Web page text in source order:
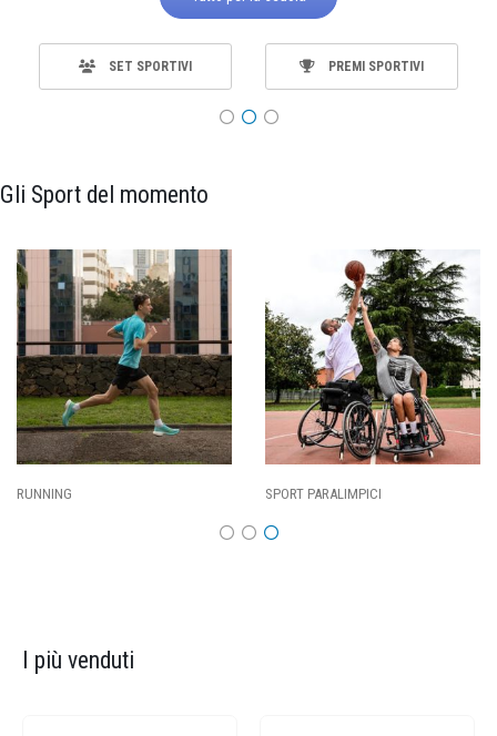
SET SPORTIVI PREMI SPORTIVI
Gli Sport del momento
SPORT PARALIMPICI
I più venduti